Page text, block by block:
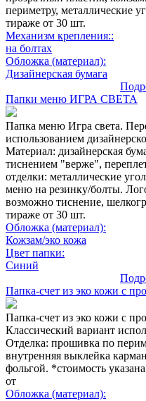
периметру, металлические
тираже от 30 шт.
Механизм крепления::
на болтах
Обложка (материал):
Дизайнерская бумага
Папки меню ИГРА СВЕТА
Папка меню Игра света.
использованием
Материал: дизайнерская
тиснением "верже",
отделки: металлические
меню на резинку/болты.
возможно тиснение,
тираже от 30 шт.
Обложка (материал):
Кожзам/эко кожа
Цвет папки:
Синий
Папка-счет из эко кожи с
Папка-счет из эко кожи с
Классический вариант
Отделка: прошивка по
внутренняя выклейка
фольгой. *стоимость
от
Обложка (материал):